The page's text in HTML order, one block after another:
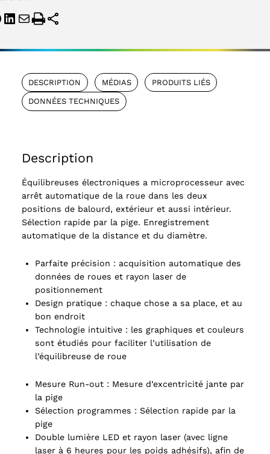
DESCRIPTION MÉDIAS PRODUITS LIÉS
DONNÉES TECHNIQUES
Description
Équilibreuses électroniques a microprocesseur avec
arrêt automatique de la roue dans les deux
positions de balourd, extérieur et aussi intérieur.
Sélection rapide par la pige. Enregistrement
automatique de la distance et du diamètre.
Parfaite précision : acquisition automatique des
données de roues et rayon laser de
positionnement
Design pratique : chaque chose a sa place, et au
bon endroit
Technologie intuitive : les graphiques et couleurs
sont étudiés pour faciliter l’utilisation de
l’équilibreuse de roue
Mesure Run-out : Mesure d’excentricité jante par
la pige
Sélection programmes : Sélection rapide par la
pige
Double lumière LED et rayon laser (avec ligne
laser à 6 heures pour les poids adhésifs), afin de